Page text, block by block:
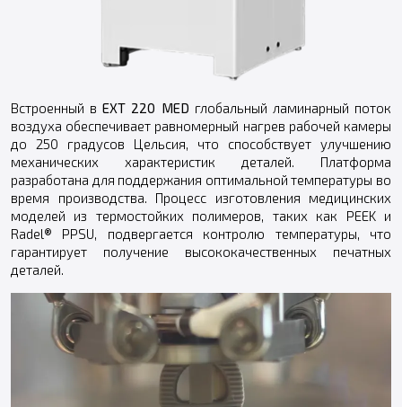
Встроенный вEXT 220 MED глобальный ламинарный поток
воздуха обеспечивает равномерный нагрев рабочей камеры
до 250 градусов Цельсия, что способствует улучшению
механических характеристик деталей. Платформа
разработана для поддержания оптимальной температуры во
время производства. Процесс изготовления медицинских
моделей из термостойких полимеров, таких как PEEK и
Radel® PPSU, подвергается контролю температуры, что
гарантирует получение высококачественных печатных
деталей.